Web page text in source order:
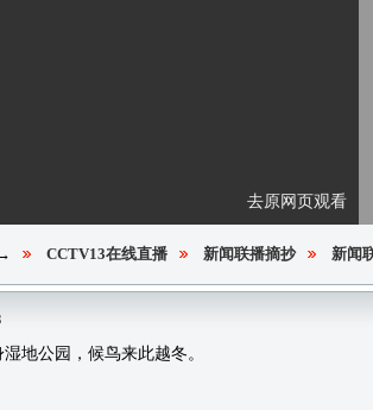
去原网页观看
CCTV13在线直播 新闻联播摘抄 新闻
地公园，候鸟来此越冬。